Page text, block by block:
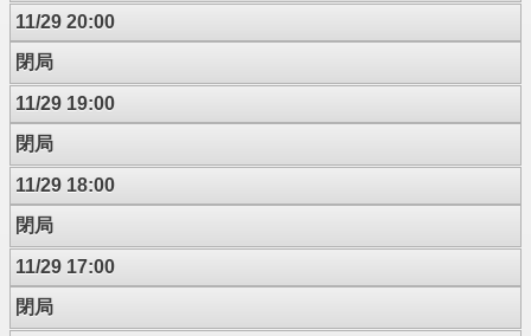
11/29 20:00
閉局
11/29 19:00
閉局
11/29 18:00
閉局
11/29 17:00
閉局